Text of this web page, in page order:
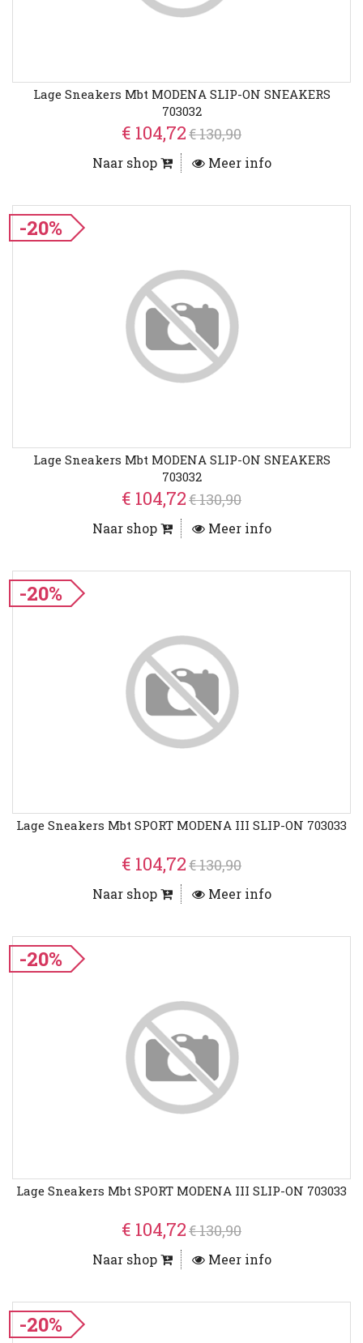
Lage Sneakers Mbt MODENA SLIP-ON SNEAKERS
703032
€ 104,72€ 130,90
Naar shop Meer info
-20%
Lage Sneakers Mbt MODENA SLIP-ON SNEAKERS
703032
€ 104,72€ 130,90
Naar shop Meer info
-20%
Lage Sneakers Mbt SPORT MODENA III SLIP-ON 703033
€ 104,72€ 130,90
Naar shop Meer info
-20%
Lage Sneakers Mbt SPORT MODENA III SLIP-ON 703033
€ 104,72€ 130,90
Naar shop Meer info
-20%